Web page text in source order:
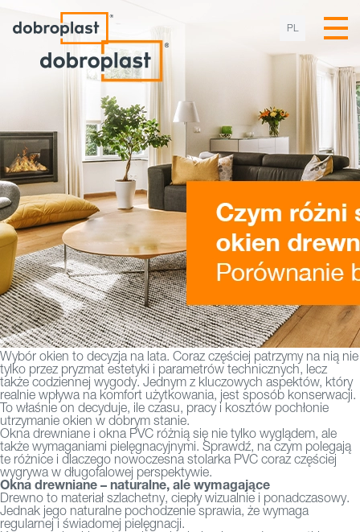
PL
Wybór okien to decyzja na lata. Coraz częściej patrzymy na nią nie
tylko przez pryzmat estetyki i parametrów technicznych, lecz
także codziennej wygody. Jednym z kluczowych aspektów, który
realnie wpływa na komfort użytkowania, jest sposób konserwacji.
To właśnie on decyduje, ile czasu, pracy i kosztów pochłonie
utrzymanie okien w dobrym stanie.
Okna drewniane i okna PVC różnią się nie tylko wyglądem, ale
także wymaganiami pielęgnacyjnymi. Sprawdź, na czym polegają
te różnice i dlaczego nowoczesna stolarka PVC coraz częściej
wygrywa w długofalowej perspektywie.
Okna drewniane – naturalne, ale wymagające
Drewno to materiał szlachetny, ciepły wizualnie i ponadczasowy.
Jednak jego naturalne pochodzenie sprawia, że wymaga
regularnej i świadomej pielęgnacji.